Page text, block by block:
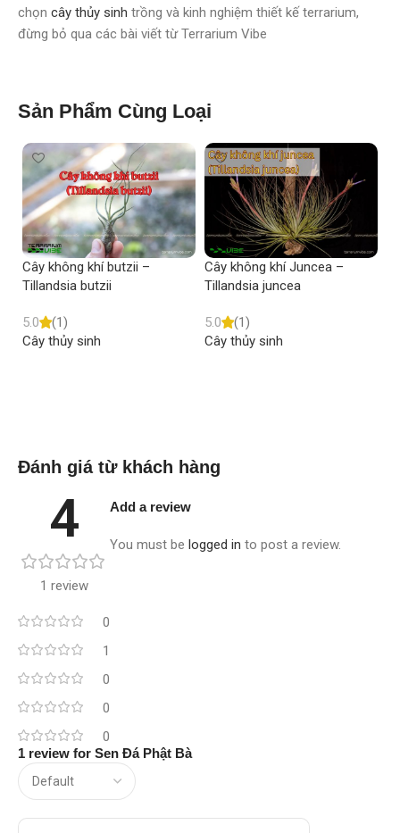
chọn cây thủy sinh trồng và kinh nghiệm thiết kế terrarium,
đừng bỏ qua các bài viết từ Terrarium Vibe
Sản Phẩm Cùng Loại
Cây không khí butzii –
Tillandsia butzii
5.0
(1)
Cây thủy sinh
Cây không khí Juncea –
Tillandsia juncea
5.0
(1)
Cây thủy sinh
Đánh giá từ khách hàng
4
1 review
0
1
0
0
0
1 review for Sen Đá Phật Bà
Add a review
You must be logged in to post a review.